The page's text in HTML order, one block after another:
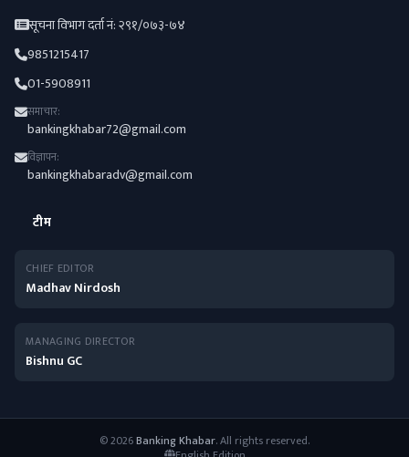
सूचना विभाग दर्ता नं: २९१/०७३-७४
9851215417
01-5908911
समाचार:
bankingkhabar72@gmail.com
विज्ञापन:
bankingkhabaradv@gmail.com
टीम
CHIEF EDITOR
Madhav Nirdosh
MANAGING DIRECTOR
Bishnu GC
© 2026Banking Khabar. All rights reserved.